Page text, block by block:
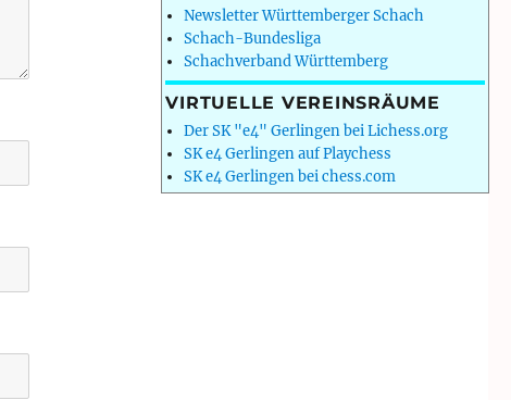
Newsletter Württemberger Schach
Schach-Bundesliga
Schachverband Württemberg
VIRTUELLE VEREINSRÄUME
Der SK "e4" Gerlingen bei Lichess.org
SK e4 Gerlingen auf Playchess
SK e4 Gerlingen bei chess.com